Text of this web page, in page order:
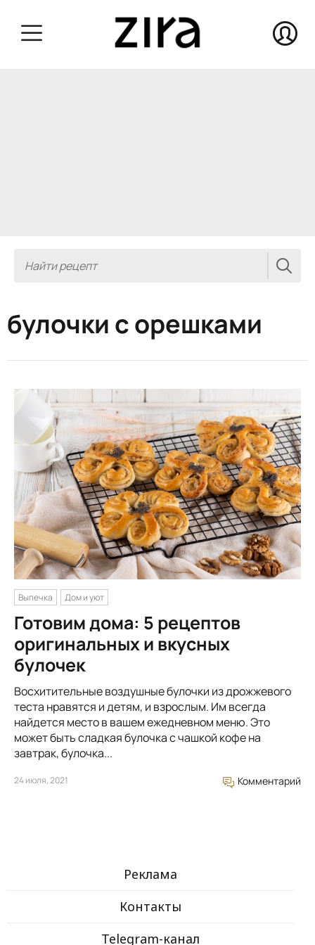
булочки с орешками
Выпечка Дом и уют
Готовим дома: 5 рецептов
оригинальных и вкусных
булочек
Восхитительные воздушные булочки из дрожжевого
теста нравятся и детям, и взрослым. Им всегда
найдется место в вашем ежедневном меню. Это
может быть сладкая булочка с чашкой кофе на
завтрак, булочка...
24 июля, 2021 Комментарий
Реклама
Контакты
Telegram-канал